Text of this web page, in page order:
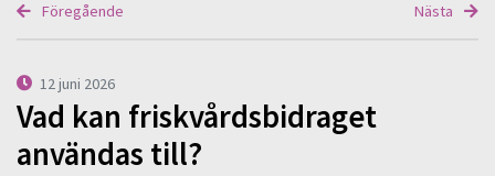
Föregående Nästa
12 juni 2026
Vad kan friskvårdsbidraget
användas till?